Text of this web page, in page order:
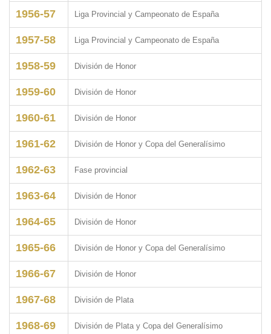
1956-57 Liga Provincial y Campeonato de España
1957-58 Liga Provincial y Campeonato de España
1958-59 División de Honor
1959-60 División de Honor
1960-61 División de Honor
1961-62 División de Honor y Copa del Generalísimo
1962-63 Fase provincial
1963-64 División de Honor
1964-65 División de Honor
1965-66 División de Honor y Copa del Generalísimo
1966-67 División de Honor
1967-68 División de Plata
1968-69 División de Plata y Copa del Generalísimo